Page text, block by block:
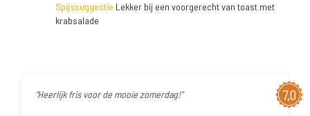
Spijssuggestie Lekker bij een voorgerecht van toast met
krabsalade
7,0
"Heerlijk fris voor de mooie zomerdag!"